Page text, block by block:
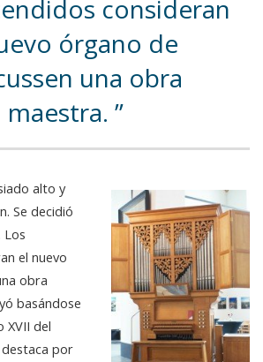
consideran
órgano de
una obra
maestra.
alto y
Se decidió
Los
el nuevo
obra
basándose
XVII del
por